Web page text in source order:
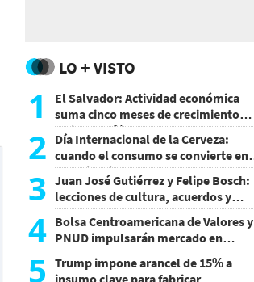
LO + VISTO
1
El Salvador: Actividad económica
suma cinco meses de crecimiento
arriba de 4%
2 Día Internacional de la Cerveza:
cuando el consumo se convierte en
experiencia
3 Juan José Gutiérrez y Felipe Bosch:
lecciones de cultura, acuerdos y
decisiones sin miedo
4 Bolsa Centroamericana de Valores y
PNUD impulsarán mercado en
Honduras
5
Trump impone arancel de 15% a